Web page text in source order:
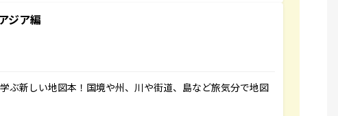
ジア編
ぶ新しい地図本！国境や州、川や街道、島など旅気分で地図